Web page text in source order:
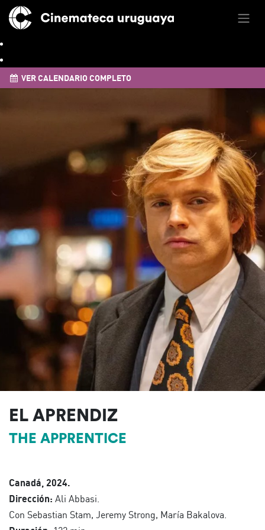
VER CALENDARIO COMPLETO
EL APRENDIZ
THE APPRENTICE
Canadá, 2024.
Dirección: Ali Abbasi.
Con Sebastian Stam, Jeremy Strong, María Bakalova.